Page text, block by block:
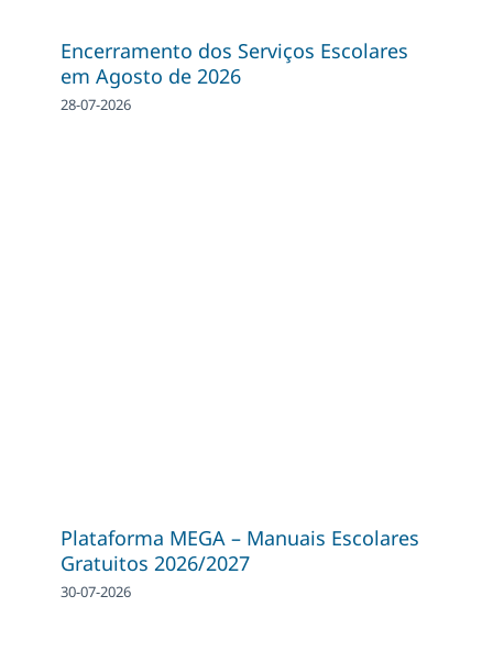
Encerramento dos Serviços Escolares
em Agosto de 2026
28-07-2026
Plataforma MEGA – Manuais Escolares
Gratuitos 2026/2027
30-07-2026